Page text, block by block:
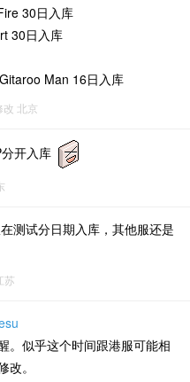
30日入库
30日入库
Man 16日入库
北京
开入库
测试分日期入库，其他服还是
苏
。似乎这个时间跟港服可能相
。